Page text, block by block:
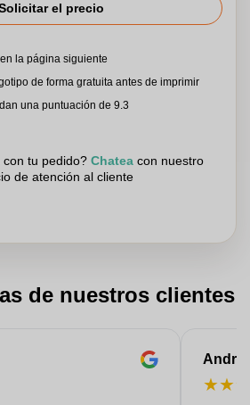
el precio
la página siguiente
de forma gratuita antes de imprimir
una puntuación de 9.3
tu pedido? Chateacon nuestro
de atención al cliente
de nuestros clientes
★★